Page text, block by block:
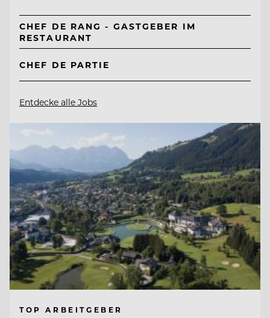
CHEF DE RANG - GASTGEBER IM
RESTAURANT
CHEF DE PARTIE
Entdecke alle Jobs
TOP ARBEITGEBER